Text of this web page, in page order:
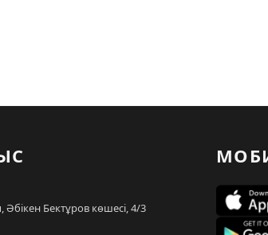
Әбікен Бектұров көшесі, 4/3